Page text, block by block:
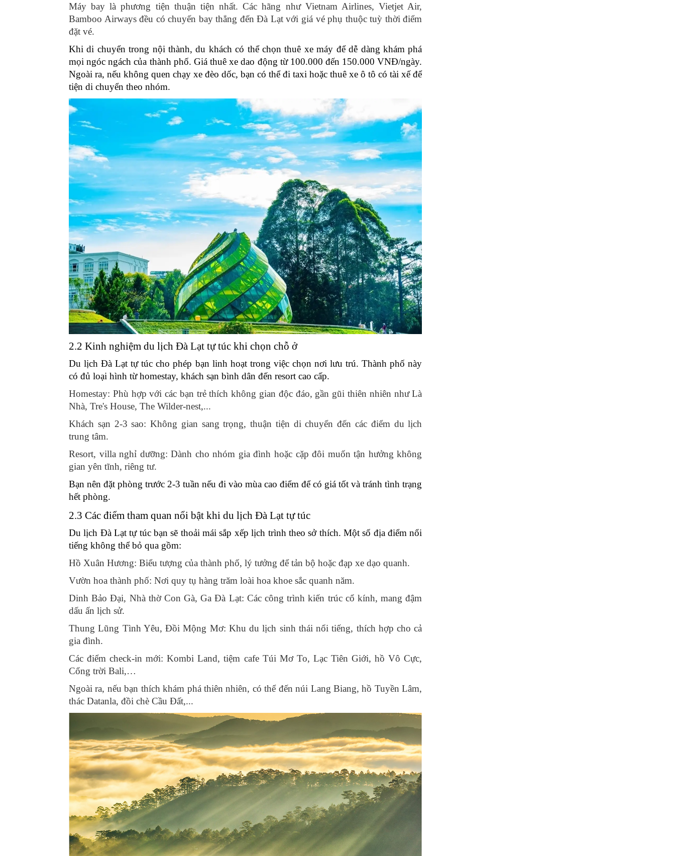
Máy bay là phương tiện thuận tiện nhất. Các hãng như Vietnam Airlines, Vietjet Air,
Bamboo Airways đều có chuyến bay thẳng đến Đà Lạt với giá vé phụ thuộc tuỳ thời điểm
đặt vé.
Khi di chuyển trong nội thành, du khách có thể chọn thuê xe máy để dễ dàng khám phá
mọi ngóc ngách của thành phố. Giá thuê xe dao động từ 100.000 đến 150.000 VNĐ/ngày.
Ngoài ra, nếu không quen chạy xe đèo dốc, bạn có thể đi taxi hoặc thuê xe ô tô có tài xế để
tiện di chuyển theo nhóm.
2.2 Kinh nghiệm du lịch Đà Lạt tự túc khi chọn chỗ ở
Du lịch Đà Lạt tự túc cho phép bạn linh hoạt trong việc chọn nơi lưu trú. Thành phố này
có đủ loại hình từ homestay, khách sạn bình dân đến resort cao cấp.
Homestay: Phù hợp với các bạn trẻ thích không gian độc đáo, gần gũi thiên nhiên như Là
Nhà, Tre's House, The Wilder-nest,...
Khách sạn 2-3 sao: Không gian sang trọng, thuận tiện di chuyển đến các điểm du lịch
trung tâm.
Resort, villa nghỉ dưỡng: Dành cho nhóm gia đình hoặc cặp đôi muốn tận hưởng không
gian yên tĩnh, riêng tư.
Bạn nên đặt phòng trước 2-3 tuần nếu đi vào mùa cao điểm để có giá tốt và tránh tình trạng
hết phòng.
2.3 Các điểm tham quan nổi bật khi du lịch Đà Lạt tự túc
Du lịch Đà Lạt tự túc bạn sẽ thoải mái sắp xếp lịch trình theo sở thích. Một số địa điểm nổi
tiếng không thể bỏ qua gồm:
Hồ Xuân Hương: Biểu tượng của thành phố, lý tưởng để tản bộ hoặc đạp xe dạo quanh.
Vườn hoa thành phố: Nơi quy tụ hàng trăm loài hoa khoe sắc quanh năm.
Dinh Bảo Đại, Nhà thờ Con Gà, Ga Đà Lạt: Các công trình kiến trúc cổ kính, mang đậm
dấu ấn lịch sử.
Thung Lũng Tình Yêu, Đồi Mộng Mơ: Khu du lịch sinh thái nổi tiếng, thích hợp cho cả
gia đình.
Các điểm check-in mới: Kombi Land, tiệm cafe Túi Mơ To, Lạc Tiên Giới, hồ Vô Cực,
Cổng trời Bali,…
Ngoài ra, nếu bạn thích khám phá thiên nhiên, có thể đến núi Lang Biang, hồ Tuyền Lâm,
thác Datanla, đồi chè Cầu Đất,...